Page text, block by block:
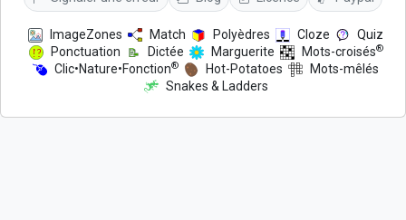
ImageZones Match Polyèdres Cloze
Quiz
Ponctuation
Dictée Marguerite Mots-croisés®
Clic•Nature•Fonction® Hot-Potatoes
Mots-mêlés
Snakes & Ladders